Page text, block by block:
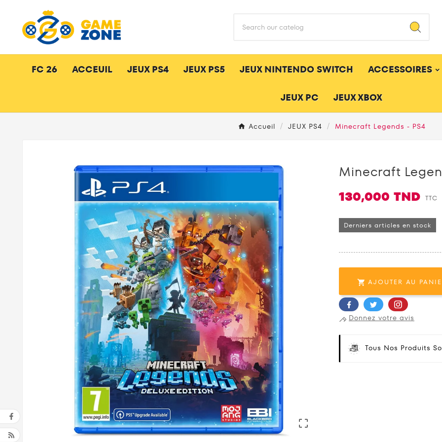
FC 26 ACCEUIL JEUX PS4 JEUX PS5 JEUX NINTENDO SWITCH ACCESSOIRES
JEUX PC JEUX XBOX
Accueil JEUX PS4 Minecraft Legends - PS4

Minecraft
130,000 TND TTC
Derniers articles en stock
 AJOUTER AU
Donnez votre avis
Tous Nos Produits